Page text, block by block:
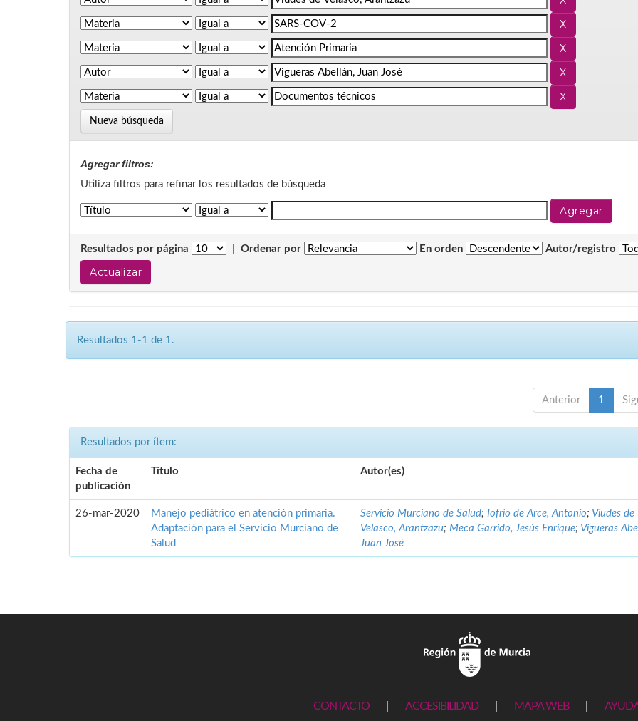
Nueva búsqueda
Agregar filtros:
Utiliza filtros para refinar los resultados de búsqueda
Resultados por página Ordenar por En orden Autor/registro
Resultados 1-1 de 1.
Anterior 1
Resultados por ítem:
Fecha de
publicación
Título Autor(es)
26-mar-2020
Manejo pediátrico en atención primaria.
Adaptación para el Servicio Murciano de
Salud
Servicio Murciano de Salud;Iofrío de Arce, Antonio; Viudes de
Velasco, Arantzazu;Meca Garrido, Jesús Enrique; Vigueras
Juan José
CONTACTO ACCESIBILIDAD MAPA WEB